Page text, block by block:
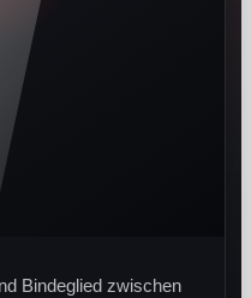
Bindeglied zwischen